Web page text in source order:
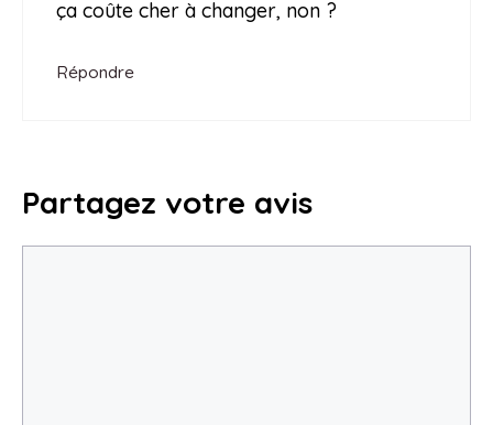
ça coûte cher à changer, non ?
Répondre
Partagez votre avis